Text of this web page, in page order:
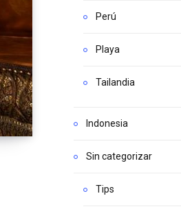
Perú
Playa
Tailandia
Indonesia
Sin categorizar
Tips